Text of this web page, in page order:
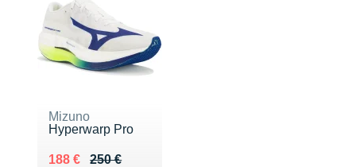
Mizuno
Hyperwarp Pro
250 €
Au lieu de 250 €
188 €
Vendu 188 €